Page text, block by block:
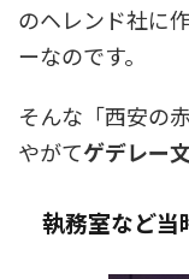
のヘレンド社に
ーなのです。
そんな「西安の
やがてゲデレー
執務室など当